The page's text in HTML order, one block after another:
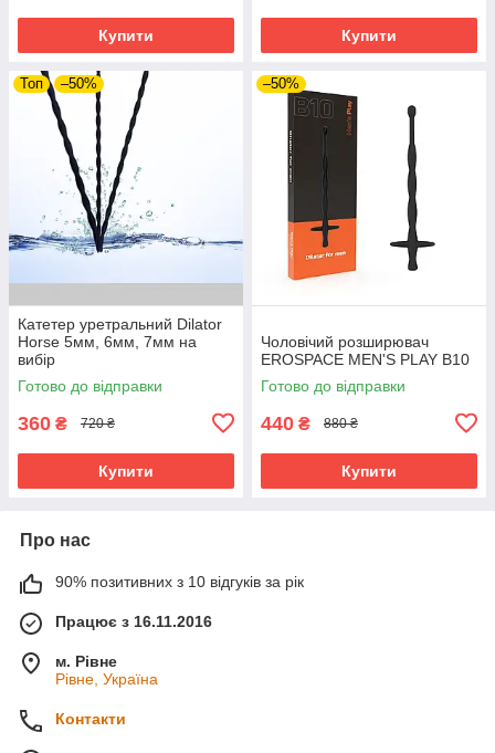
Купити Купити
Топ –50%
Катетер уретральний Dilator
Horse 5мм, 6мм, 7мм на
вибір
Готово до відправки
360 ₴ 720 ₴
Купити
–50%
Чоловічий розширювач
EROSPACE MEN'S PLAY B10
Готово до відправки
440 ₴ 880 ₴
Купити
Про нас
90% позитивних з 10 відгуків за рік
Працює з 16.11.2016
м. Рівне
Рівне, Україна
Контакти